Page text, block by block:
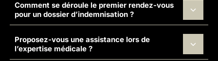
Comment se déroule le premier rendez-vous
pour un dossier d’indemnisation ?
Proposez-vous une assistance lors de
l’expertise médicale ?